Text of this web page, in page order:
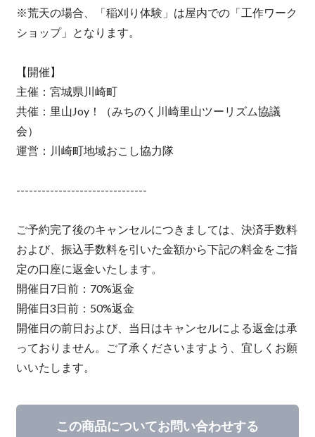
※荒天の場合、「稲刈り体験」は屋内での「工作ワーク
ショップ」となります。
【開催】
主催：宮城県川崎町
共催：里山Joy！（みちのく川崎里山ツーリズム協議
会）
運営：川崎町地域おこし協力隊
-------------------------------
ご予約完了後のキャンセルにつきましては、決済手数料
および、振込手数料を引いた金額から下記の料金をご指
定の口座に返金いたします。
開催日7日前：70%返金
開催日3日前：50%返金
開催日の前日および、当日はキャンセルによる返金は承
っておりません。ご了承くださいますよう、宜しくお願
いいたします。
この商品についてお問い合わせする